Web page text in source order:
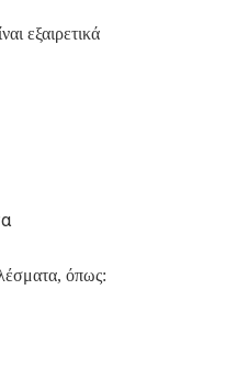
εξαιρετικά
όπως: